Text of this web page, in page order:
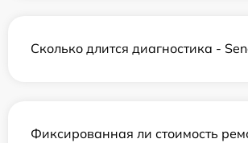
Сколько длится диагностика -
Фиксированная ли стоимость